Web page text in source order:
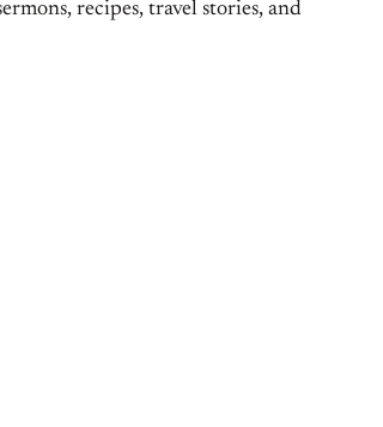
recipes, travel stories, and